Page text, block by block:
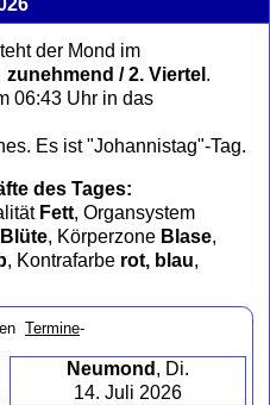
to
collapse
contents
der Mond im
zunehmend / 2. Viertel .
06:43 Uhr in das
Es ist "Johannistag"-Tag.
des Tages:
Fett, Organsystem
Blüte, Körperzone Blase,
, Kontrafarbe rot, blau,
Termine-
Neumond , Di.
14. Juli 2026